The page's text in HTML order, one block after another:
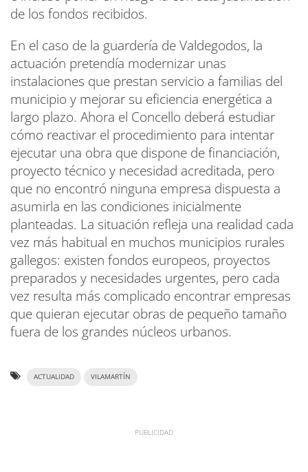
de los fondos recibidos.
En el caso de la guardería de Valdegodos, la
actuación pretendía modernizar unas
instalaciones que prestan servicio a familias del
municipio y mejorar su eficiencia energética a
largo plazo. Ahora el Concello deberá estudiar
cómo reactivar el procedimiento para intentar
ejecutar una obra que dispone de financiación,
proyecto técnico y necesidad acreditada, pero
que no encontró ninguna empresa dispuesta a
asumirla en las condiciones inicialmente
planteadas. La situación refleja una realidad cada
vez más habitual en muchos municipios rurales
gallegos: existen fondos europeos, proyectos
preparados y necesidades urgentes, pero cada
vez resulta más complicado encontrar empresas
que quieran ejecutar obras de pequeño tamaño
fuera de los grandes núcleos urbanos.
ACTUALIDAD VILAMARTÍN